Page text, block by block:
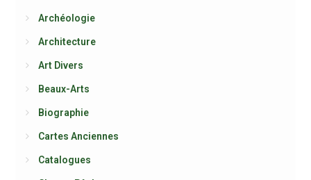
Archéologie
Architecture
Art Divers
Beaux-Arts
Biographie
Cartes Anciennes
Catalogues